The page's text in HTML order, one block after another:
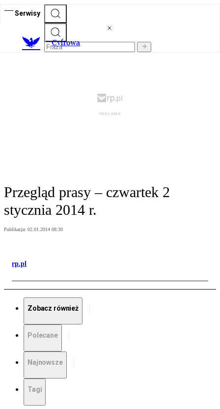
Serwisy
Cyfrowa
Przegląd prasy – czwartek 2
stycznia 2014 r.
Publikacja: 02.01.2014 08:30
rp.pl
Zobacz również
Polecane
Najnowsze
Tagi